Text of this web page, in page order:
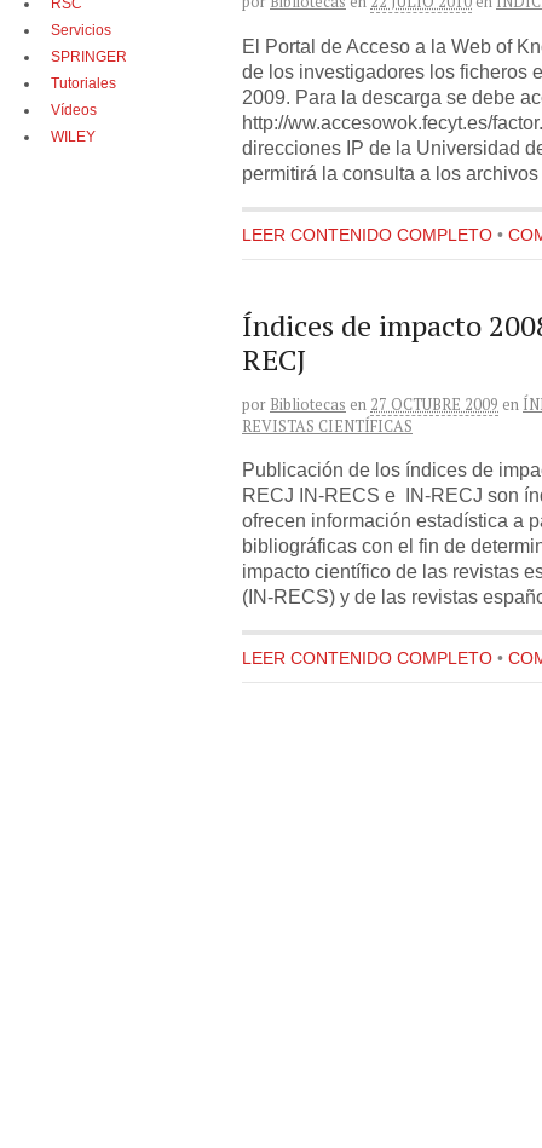
El Portal de Acceso a la Web of
de los investigadores los ficheros
2009. Para la descarga se debe
http://ww.accesowok.fecyt.es/
direcciones IP de la Universidad
permitirá la consulta a los
LEER CONTENIDO COMPLETO •
Índices de impacto
RECJ
por Bibliotecas en 27 OCTUBRE 2009 en
REVISTAS CIENTÍFICAS
Publicación de los índices de
RECJ IN-RECS e IN-RECJ son
ofrecen información estadística a
bibliográficas con el fin de
impacto científico de las revistas
(IN-RECS) y de las revistas
LEER CONTENIDO COMPLETO •
RSC
Servicios
SPRINGER
Tutoriales
Vídeos
WILEY